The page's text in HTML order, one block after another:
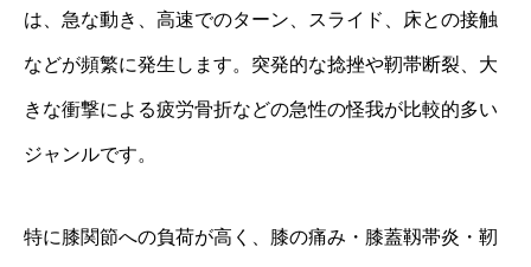
は、急な動き、高速でのターン、スライド、床との接触
などが頻繁に発生します。突発的な捻挫や靭帯断裂、大
きな衝撃による疲労骨折などの急性の怪我が比較的多い
ジャンルです。
特に膝関節への負荷が高く、膝の痛み・膝蓋靱帯炎・靭